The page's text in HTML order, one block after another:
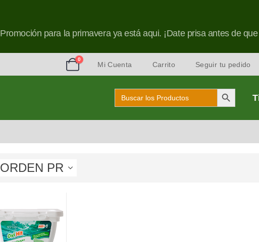
Promoción para la primavera ya está aqui. ¡Date prisa antes de
0
Mi Cuenta Carrito Seguir tu pedido
Buscar: Botón de